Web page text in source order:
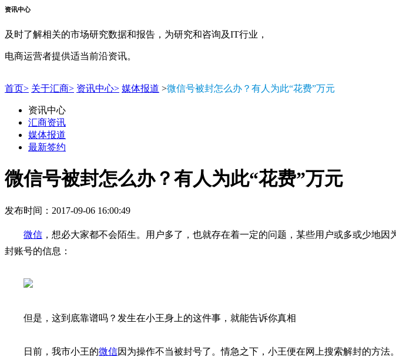
资讯中心
及时了解相关的市场研究数据和报告，为研究和咨询及IT行业，
电商运营者提供适当前沿资讯。
首页> 关于汇商> 资讯中心> 媒体报道 >微信号被封怎么办？有人为此“花费”万元
资讯中心
汇商资讯
媒体报道
最新签约
微信号被封怎么办？有人为此“花费”万元
发布时间：2017-09-06 16:00:49
微信 ，想必大家都不会陌生。用户多了，也就存在着一定的问题，某些用户或多或少地
封账号的信息：
但是，这到底靠谱吗？发生在小王身上的这件事，就能告诉你真相
日前，我市小王的微信因为操作不当被封号了。情急之下，小王便在网上搜索解封的方法。